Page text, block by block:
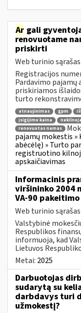
Ar gali
renovuotame
priskirti
Web turinio sąrašas
Registracijos
Pardavimo
priskiriamos
turto
atnaujinimas gpm
įsigijimo kaina
renovuotas namas
pajamų mokestis
abėcėlę) » Turto
registruotino
apskaičiavimas
Informacinis
viršininko 2004
VA-90 pakeitimo
Web turinio sąrašas
Valstybinė
Respublikos
informuoja, kad
Lietuvos
Metai: 2025
Darbuotojas
sudarytą su
darbdavys turi
užmokestį?